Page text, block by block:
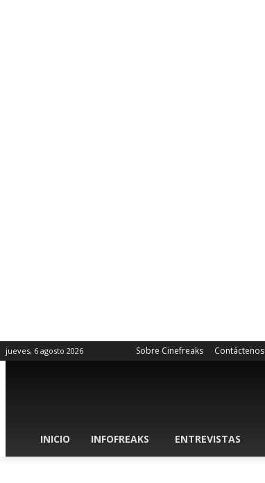
jueves, 6 agosto 2026 Sobre Cinefreaks Contáctenos
INICIO INFOFREAKS ENTREVISTAS